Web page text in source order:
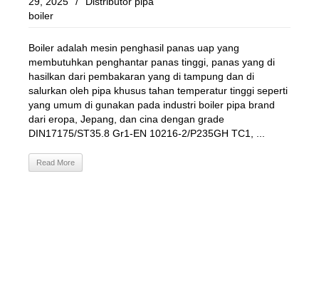
boiler
Boiler adalah mesin penghasil panas uap yang
membutuhkan penghantar panas tinggi, panas yang di
hasilkan dari pembakaran yang di tampung dan di
salurkan oleh pipa khusus tahan temperatur tinggi seperti
yang umum di gunakan pada industri boiler pipa brand
dari eropa, Jepang, dan cina dengan grade
DIN17175/ST35.8 Gr1-EN 10216-2/P235GH TC1, ...
Read More